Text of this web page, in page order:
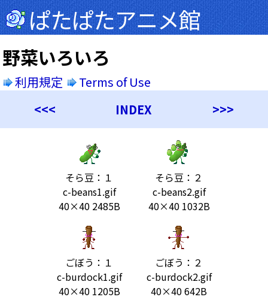
ぱたぱたアニメ館
野菜いろいろ
利用規定
Terms of Use
<<<
INDEX >>>
そら豆：１
c-beans1.gif
40×40 2485B
そら豆：２
c-beans2.gif
40×40 1032B
ごぼう：１
c-burdock1.gif
40×40 1205B
ごぼう：２
c-burdock2.gif
40×40 642B